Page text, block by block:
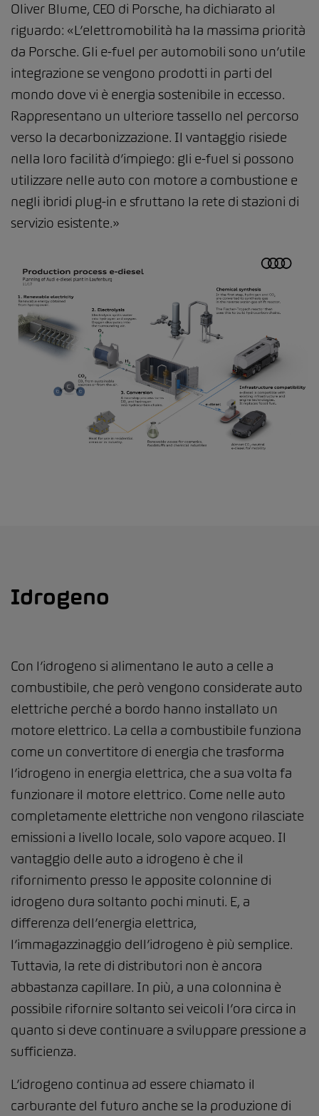
Oliver Blume, CEO di Porsche, ha dichiarato al
riguardo: «L’elettromobilità ha la massima priorità
da Porsche. Gli e-fuel per automobili sono un’utile
integrazione se vengono prodotti in parti del
mondo dove vi è energia sostenibile in eccesso.
Rappresentano un ulteriore tassello nel percorso
verso la decarbonizzazione. Il vantaggio risiede
nella loro facilità d’impiego: gli e-fuel si possono
utilizzare nelle auto con motore a combustione e
negli ibridi plug-in e sfruttano la rete di stazioni di
servizio esistente.»
Idrogeno
Con l’idrogeno si alimentano le auto a celle a
combustibile, che però vengono considerate auto
elettriche perché a bordo hanno installato un
motore elettrico. La cella a combustibile funziona
come un convertitore di energia che trasforma
l’idrogeno in energia elettrica, che a sua volta fa
funzionare il motore elettrico. Come nelle auto
completamente elettriche non vengono rilasciate
emissioni a livello locale, solo vapore acqueo. Il
vantaggio delle auto a idrogeno è che il
rifornimento presso le apposite colonnine di
idrogeno dura soltanto pochi minuti. E, a
differenza dell’energia elettrica,
l’immagazzinaggio dell’idrogeno è più semplice.
Tuttavia, la rete di distributori non è ancora
abbastanza capillare. In più, a una colonnina è
possibile rifornire soltanto sei veicoli l’ora circa in
quanto si deve continuare a sviluppare pressione a
sufficienza.
L’idrogeno continua ad essere chiamato il
carburante del futuro anche se la produzione di